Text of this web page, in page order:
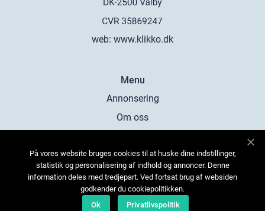
web: www.klikko.dk
Menu
Annonsering
Om oss
Kontakta oss
Sitemap
På vores website bruges cookies til at huske dine indstillinger,
statistik og personalisering af indhold og annoncer. Denne
information deles med tredjepart. Ved fortsat brug af websiden
godkender du cookiepolitikken.
Ok
Privatlivspolitik